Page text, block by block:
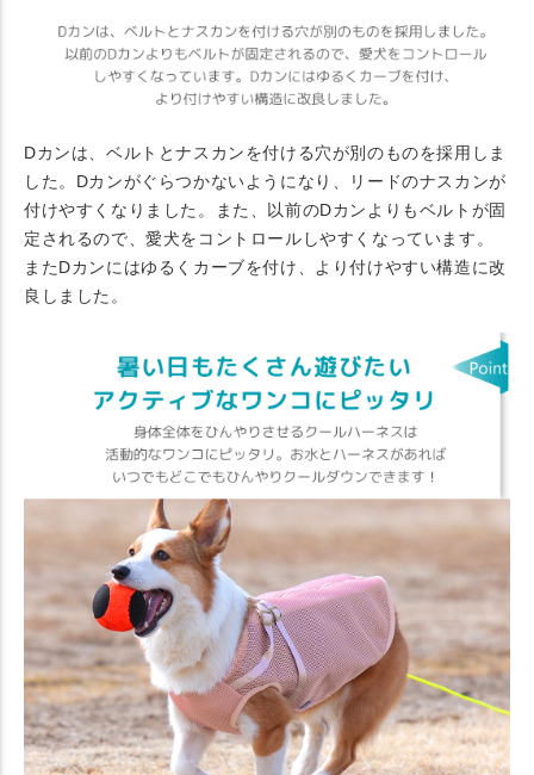
Dカンは、ベルトとナスカンを付ける穴が別のものを採用しま
した。Dカンがぐらつかないようになり、リードのナスカンが
付けやすくなりました。また、以前のDカンよりもベルトが固
定されるので、愛犬をコントロールしやすくなっています。
またDカンにはゆるくカーブを付け、より付けやすい構造に改
良しました。